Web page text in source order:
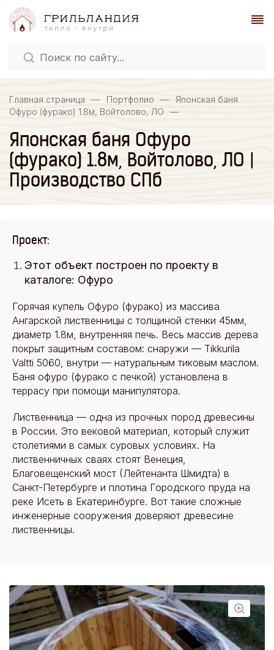
Главная страница — Портфолио —
Японская баня
Офуро (фурако) 1.8м, Войтолово, ЛО
—
Японская баня Офуро
(фурако) 1.8м, Войтолово, ЛО |
Производство СПб
Проект:
Этот объект построен по проекту в
каталоге: Офуро
Горячая купель Офуро (фурако) из массива
Ангарской лиственницы с толщиной стенки 45мм,
диаметр 1.8м, внутренняя печь. Весь массив дерева
покрыт защитным составом: снаружи — Tikkurila
Valtti 5060, внутри — натуральным тиковым маслом.
Баня офуро (фурако с печкой) установлена в
террасу при помощи манипулятора.
Лиственница — одна из прочных пород древесины
в России. Это вековой материал, который служит
столетиями в самых суровых условиях. На
лиственничных сваях стоят Венеция,
Благовещенский мост (Лейтенанта Шмидта) в
Санкт-Петербурге и плотина Городского пруда на
реке Исеть в Екатеринбурге. Вот такие сложные
инженерные сооружения доверяют древесине
лиственницы.